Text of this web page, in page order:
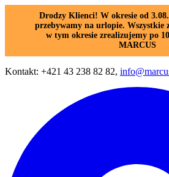
Drodzy Klienci! W okresie od
przebywamy na urlopie. Wszystkie
w tym okresie zrealizujemy po
MARCUS
Kontakt: +421 43 238 82 82,